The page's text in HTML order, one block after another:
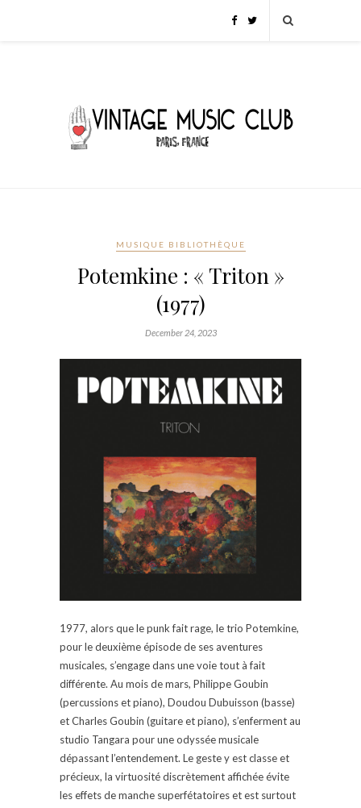
MUSIQUE BIBLIOTHÈQUE
Potemkine : « Triton »
(1977)
December 24, 2023
1977, alors que le punk fait rage, le trio Potemkine,
pour le deuxième épisode de ses aventures
musicales, s’engage dans une voie tout à fait
différente. Au mois de mars, Philippe Goubin
(percussions et piano), Doudou Dubuisson (basse)
et Charles Goubin (guitare et piano), s’enferment au
studio Tangara pour une odyssée musicale
dépassant l’entendement. Le geste y est classe et
précieux, la virtuosité discrètement affichée évite
les effets de manche superfétatoires et est surtout